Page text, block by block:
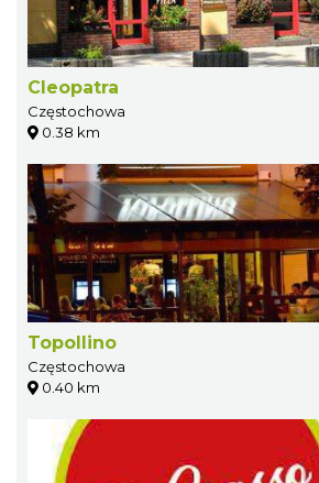
Cleopatra
Częstochowa
0.38 km
Topollino
Częstochowa
0.40 km